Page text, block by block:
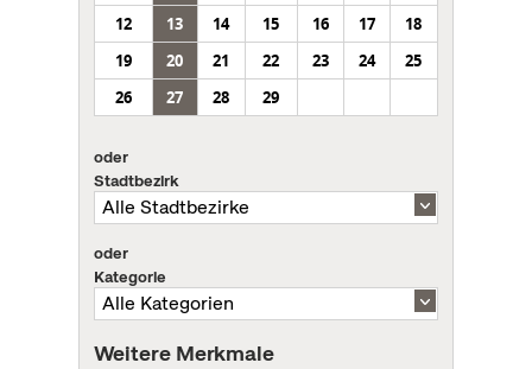
12
13 14 15 16 17
18
19
20 21 22 23 24
25
26
27 28 29
oder
Stadtbezirk
oder
Kategorie
Weitere Merkmale